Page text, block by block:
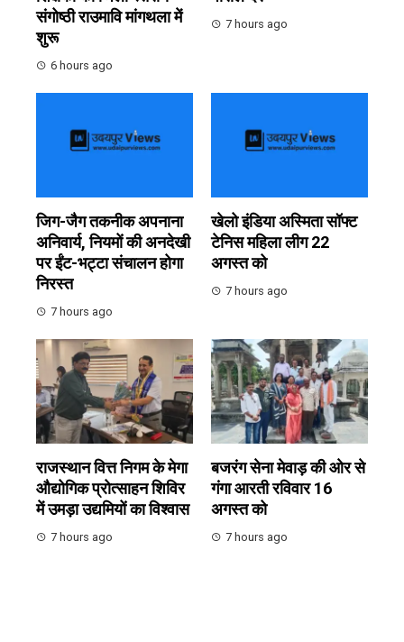
संगोष्ठी राउमावि मांगथला में
शुरू
6 hours ago
7 hours ago
जिग-जैग तकनीक अपनाना
अनिवार्य, नियमों की अनदेखी
पर ईंट-भट्टा संचालन होगा
निरस्त
7 hours ago
खेलो इंडिया अस्मिता सॉफ्ट
टेनिस महिला लीग 22
अगस्त को
7 hours ago
राजस्थान वित्त निगम के मेगा
औद्योगिक प्रोत्साहन शिविर
में उमड़ा उद्यमियों का विश्वास
7 hours ago
बजरंग सेना मेवाड़ की ओर से
गंगा आरती रविवार 16
अगस्त को
7 hours ago